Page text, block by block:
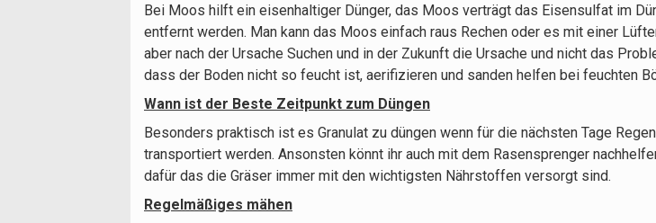
Bei Moos hilft ein eisenhaltiger Dünger, das Moos verträgt das Eisensulfat im
entfernt werden. Man kann das Moos einfach raus Rechen oder es mit einer
aber nach der Ursache Suchen und in der Zukunft die Ursache und nicht das
dass der Boden nicht so feucht ist, aerifizieren und sanden helfen bei feuchten
Wann ist der Beste Zeitpunkt zum Düngen
Besonders praktisch ist es Granulat zu düngen wenn für die nächsten Tage
transportiert werden. Ansonsten könnt ihr auch mit dem Rasensprenger
dafür das die Gräser immer mit den wichtigsten Nährstoffen versorgt sind.
Regelmäßiges mähen